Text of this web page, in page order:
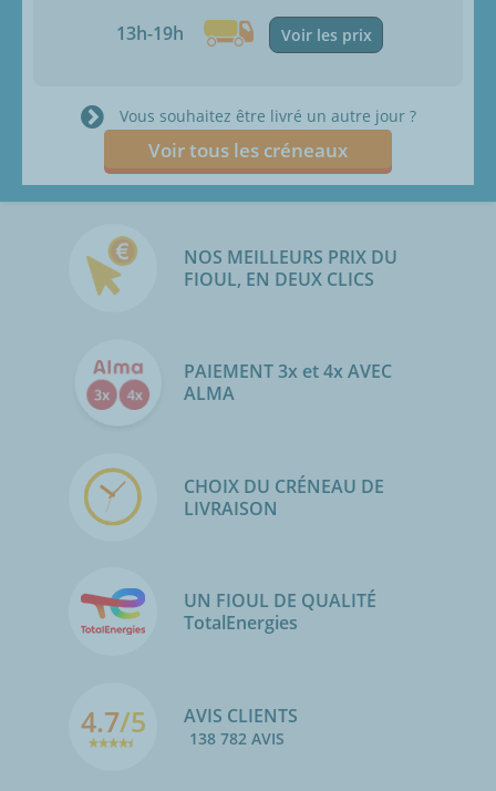
13h-19h Voir les prix
Vous souhaitez être livré un autre jour ?
Voir tous les créneaux
NOS MEILLEURS PRIX DU
FIOUL, EN DEUX CLICS
PAIEMENT 3x et 4x AVEC
ALMA
CHOIX DU CRÉNEAU DE
LIVRAISON
UN FIOUL DE QUALITÉ
TotalEnergies
4.7/5 AVIS CLIENTS
138 782 AVIS